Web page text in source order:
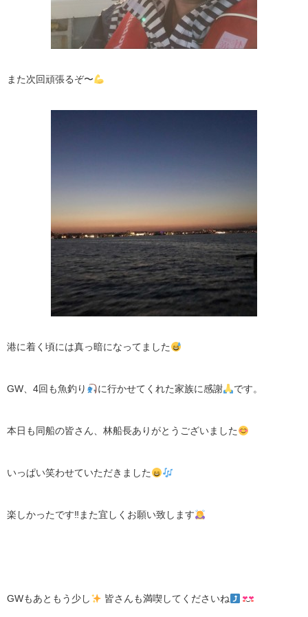
また次回頑張るぞ〜
港に着く頃には真っ暗になってました
GW、4回も魚釣り に行かせてくれた家族に感謝 です。
本日も同船の皆さん、林船長ありがとうございました
いっぱい笑わせていただきました
楽しかったです‼︎また宜しくお願い致します
GWもあともう少し 皆さんも満喫してくださいね